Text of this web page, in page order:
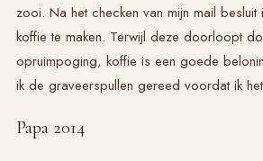
zooi. Na het checken van mijn mail besluit
koffie te maken. Terwijl deze doorloopt
opruimpoging, koffie is een goede
ik de graveerspullen gereed voordat ik
Papa 2014